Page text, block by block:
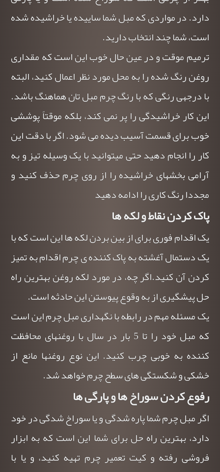
دارد. در مواردی که مبل شما ساییده یا خراشیده شده
است، شما چند انتخاب دارید.
ترمیم موقت و در عین حال خوب این است که مقداری
روغن رنگ شده را به محل مورد نظر اعمال کنید، البته
با درجه‎ی رنگی که با رنگ چرم مبل تان هماهنگ باشد.
این کار خراشیدگی را پر نمی کند، بلکه موقتاً پوششی
خوب برای قسمت آسیب دیده می شود. اگر با دقت این
کار را انجام دهید حتی میتوانید با یک وسیله تیز و به
آرامی بخشهای خراشیده را از روی چرم حذف کنید و
مجددا رنگ کاری را ادامه دهید
پاک کردن نقاط و لکه ها
یک اقدام فوری برای از بین بردن لکه ها این است که با
یک دستمال آغشته به پاک کننده ی چرم اقدام به تمیز
کردن آن کنید.اگر چه، در مورد لکه روغن بهترین راه
حل پیشگیری از به وقوع پیوستن این حادثه است.
یک مسئله مهم در رابطه با نگهداری مبل چرم این است
که مبل خود را تا 5 بار در سال با روغنهای محافظت
کننده به خوبی چرب کنید. این نوع روغن‎ها مانع از
خشکی و شکستگی های سطح چرم خواهد شد.
رفوع کردن سوراخ ها و پارگی ها
اگرمبلچرم شما پاره شدگی و یا سوراخ شدگی در خود
دارد، بهترین راه حل برای شما این است که به ابزار
فروشی رفته و کیت تعمیر چرم تهیه کنید، و یا با